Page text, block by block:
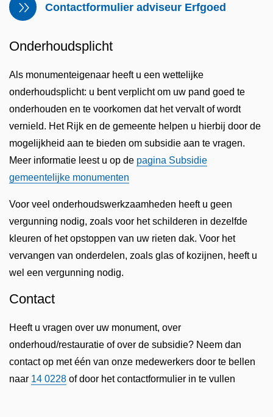
Contactformulier adviseur Erfgoed
Onderhoudsplicht
Als monumenteigenaar heeft u een wettelijke
onderhoudsplicht: u bent verplicht om uw pand goed te
onderhouden en te voorkomen dat het vervalt of wordt
vernield. Het Rijk en de gemeente helpen u hierbij door de
mogelijkheid aan te bieden om subsidie aan te vragen.
Meer informatie leest u op de pagina Subsidie
gemeentelijke monumenten
Voor veel onderhoudswerkzaamheden heeft u geen
vergunning nodig, zoals voor het schilderen in dezelfde
kleuren of het opstoppen van uw rieten dak. Voor het
vervangen van onderdelen, zoals glas of kozijnen, heeft u
wel een vergunning nodig.
Contact
Heeft u vragen over uw monument, over
onderhoud/restauratie of over de subsidie? Neem dan
contact op met één van onze medewerkers door te bellen
naar 14 0228 of door het contactformulier in te vullen